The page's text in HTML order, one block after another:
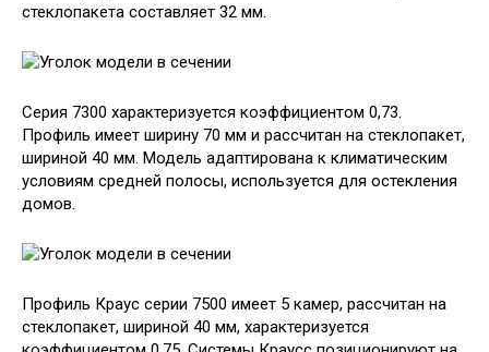
стеклопакета составляет 32 мм.
Серия 7300 характеризуется коэффициентом 0,73.
Профиль имеет ширину 70 мм и рассчитан на стеклопакет,
шириной 40 мм. Модель адаптирована к климатическим
условиям средней полосы, используется для остекления
домов.
Профиль Краус серии 7500 имеет 5 камер, рассчитан на
стеклопакет, шириной 40 мм, характеризуется